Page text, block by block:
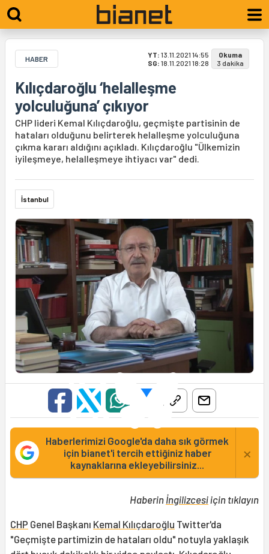
HABER YT: 13.11.2021 14:55
SG: 18.11.2021 18:28
Okuma
3 dakika
Kılıçdaroğlu ‘helalleşme
yolculuğuna’ çıkıyor
CHP lideri Kemal Kılıçdaroğlu, geçmişte partisinin de
hataları olduğunu belirterek helalleşme yolculuğuna
çıkma kararı aldığını açıkladı. Kılıçdaroğlu "Ülkemizin
iyileşmeye, helalleşmeye ihtiyacı var" dedi.
İstanbul
Haberlerimizi Google'da daha sık görmek
için bianet'i tercih ettiğiniz haber
kaynaklarına ekleyebilirsiniz...
×
Haberin İngilizcesi için tıklayın
CHP Genel Başkanı Kemal Kılıçdaroğlu Twitter'da
"Geçmişte partimizin de hataları oldu" notuyla yaklaşık